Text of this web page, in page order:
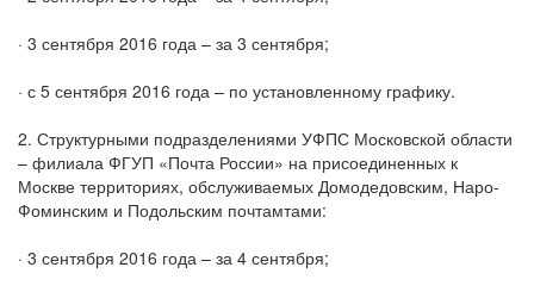
· 3 сентября 2016 года – за 3 сентября;
· с 5 сентября 2016 года – по установленному графику.
2. Структурными подразделениями УФПС Московской области
– филиала ФГУП «Почта России» на присоединенных к
Москве территориях, обслуживаемых Домодедовским, Наро-
Фоминским и Подольским почтамтами:
· 3 сентября 2016 года – за 4 сентября;